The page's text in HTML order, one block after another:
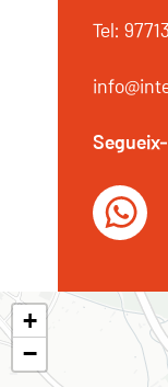
Tel:
+
−